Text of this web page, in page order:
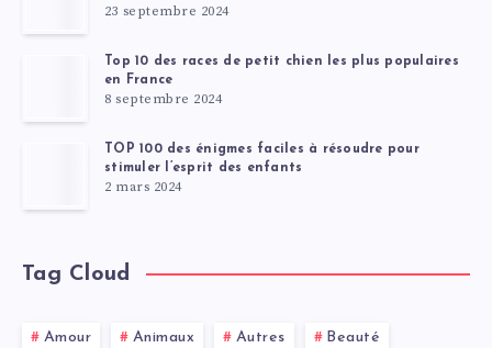
23 septembre 2024
Top 10 des races de petit chien les plus populaires
en France
8 septembre 2024
TOP 100 des énigmes faciles à résoudre pour
stimuler l’esprit des enfants
2 mars 2024
Tag Cloud
Amour Animaux Autres Beauté